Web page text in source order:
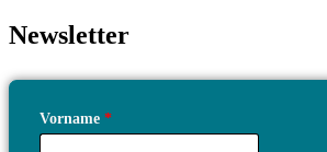
Newsletter
Vorname *